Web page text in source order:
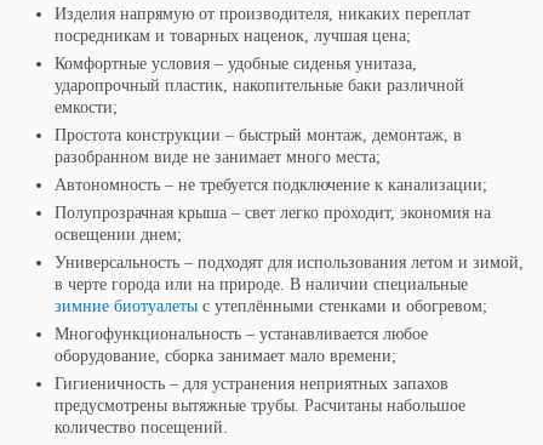
Изделия напрямую от производителя, никаких переплат
посредникам и товарных наценок, лучшая цена;
Комфортные условия – удобные сиденья унитаза,
ударопрочный пластик, накопительные баки различной
емкости;
Простота конструкции – быстрый монтаж, демонтаж, в
разобранном виде не занимает много места;
Автономность – не требуется подключение к канализации;
Полупрозрачная крыша – свет легко проходит, экономия на
освещении днем;
Универсальность – подходят для использования летом и зимой,
в черте города или на природе. В наличии специальные
зимние биотуалеты с утеплёнными стенками и обогревом;
Многофункциональность – устанавливается любое
оборудование, сборка занимает мало времени;
Гигиеничность – для устранения неприятных запахов
предусмотрены вытяжные трубы. Расчитаны набольшое
количество посещений.